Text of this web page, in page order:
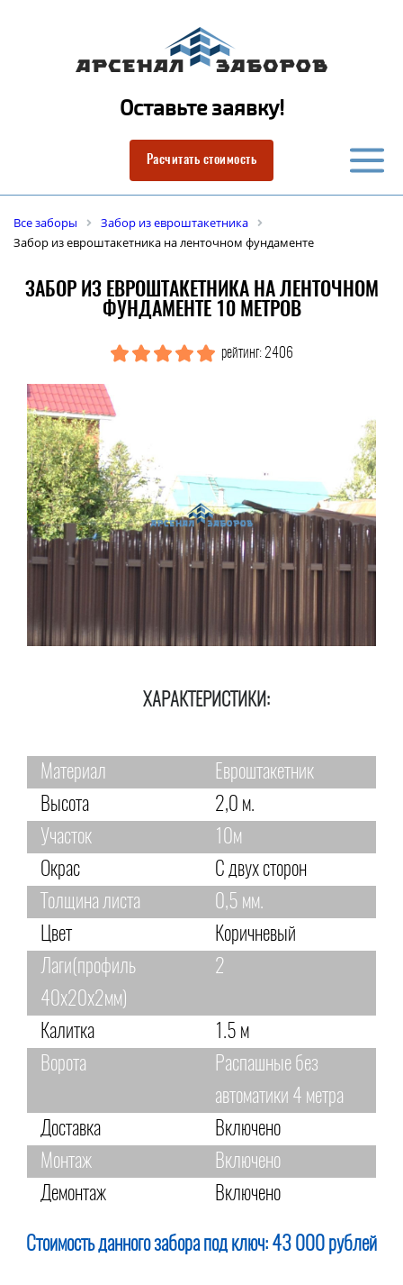
Оставьте заявку!
Расчитать стоимость
Все заборы
Забор из евроштакетника
Забор из евроштакетника на ленточном фундаменте
ЗАБОР ИЗ ЕВРОШТАКЕТНИКА НА ЛЕНТОЧНОМ
ФУНДАМЕНТЕ 10 МЕТРОВ
рейтинг: 2406
ХАРАКТЕРИСТИКИ:
Материал
Евроштакетник
Высота
2,0 м.
Участок
10м
Окрас
С двух сторон
Толщина листа
0,5 мм.
Цвет
Коричневый
Лаги(профиль
40х20х2мм)
2
Калитка
1.5 м
Ворота
Распашные без
автоматики 4 метра
Доставка
Включено
Монтаж
Включено
Демонтаж
Включено
Стоимость данного забора под ключ: 43 000 рублей